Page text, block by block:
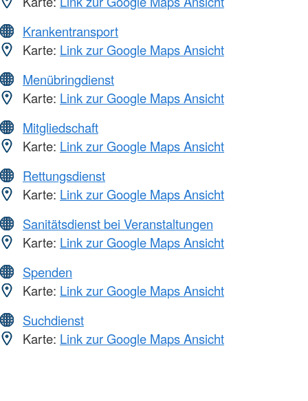
Krankentransport
Karte: Link zur Google Maps Ansicht
Menübringdienst
Karte: Link zur Google Maps Ansicht
Mitgliedschaft
Karte: Link zur Google Maps Ansicht
Rettungsdienst
Karte: Link zur Google Maps Ansicht
Sanitätsdienst bei Veranstaltungen
Karte: Link zur Google Maps Ansicht
Spenden
Karte: Link zur Google Maps Ansicht
Suchdienst
Karte: Link zur Google Maps Ansicht